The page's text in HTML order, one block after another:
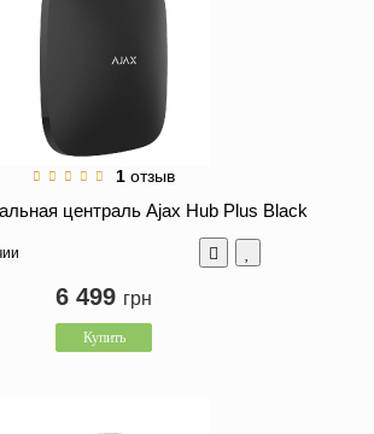
1 отзыв
централь Ajax Hub Plus Black
6 499 грн
Купить